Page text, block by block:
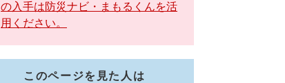
の入手は防災ナビ・まもるくんを活
用ください。
このページを見た人は